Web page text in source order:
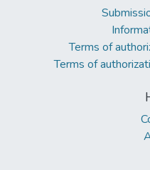
Terms of
Terms of